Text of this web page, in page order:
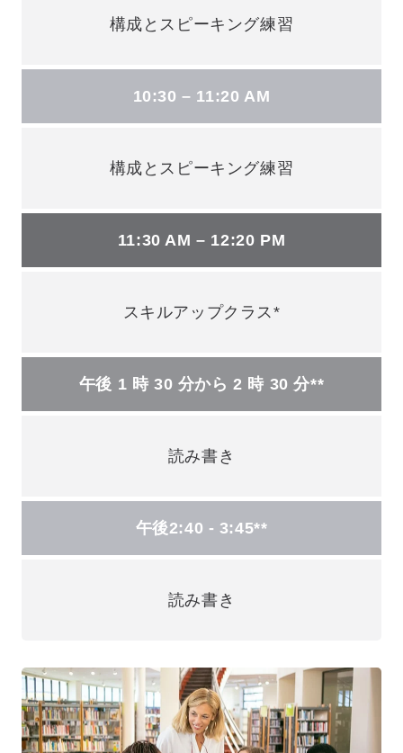
構成とスピーキング練習
10:30 – 11:20 AM
構成とスピーキング練習
11:30 AM – 12:20 PM
スキルアップクラス*
午後 1 時 30 分から 2 時 30 分**
読み書き
午後2:40 - 3:45**
読み書き